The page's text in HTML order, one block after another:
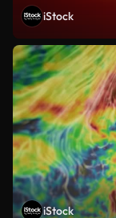
iStock
iStock